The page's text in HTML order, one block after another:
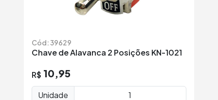
Cód: 39629
Chave de Alavanca 2 Posições KN-1021
R$ 10,95
Unidade